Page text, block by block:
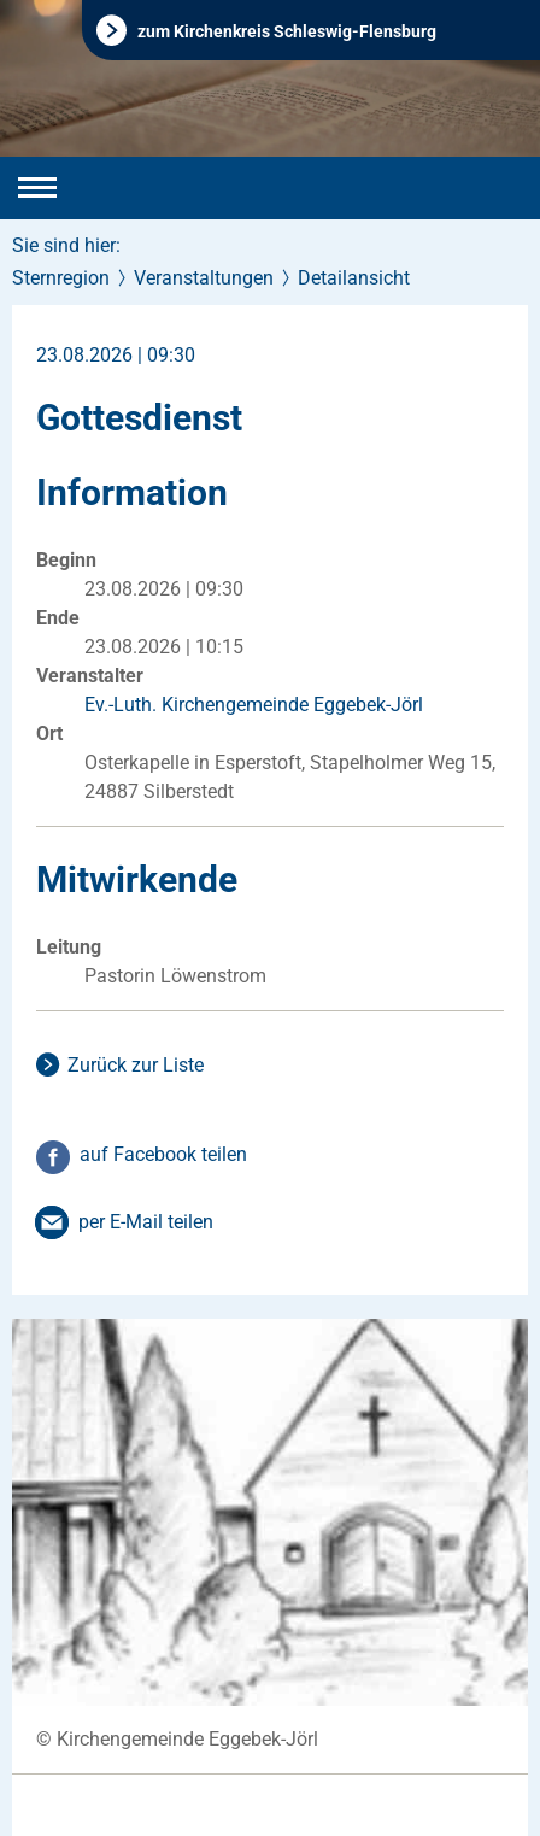
zum Kirchenkreis Schleswig-Flensburg
Sie sind hier:
Sternregion
Veranstaltungen Detailansicht
23.08.2026 | 09:30
Gottesdienst
Information
Beginn
23.08.2026 | 09:30
Ende
23.08.2026 | 10:15
Veranstalter
Ev.-Luth. Kirchengemeinde Eggebek-Jörl
Ort
Osterkapelle in Esperstoft, Stapelholmer Weg 15,
24887 Silberstedt
Mitwirkende
Leitung
Pastorin Löwenstrom
Zurück zur Liste
auf Facebook teilen
per E-Mail teilen
© Kirchengemeinde Eggebek-Jörl